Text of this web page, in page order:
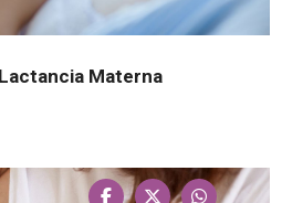
Materna